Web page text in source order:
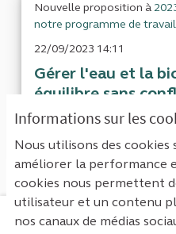
Informations sur les
Nous utilisons des
améliorer la performance
cookies nous permettent
utilisateur et un contenu
nos canaux de médias
Nouvelle proposition à
notre programme de travail
22/09/2023 14:11
Gérer l'eau et la
équilibre sans
politique de l'eau est
Mentions